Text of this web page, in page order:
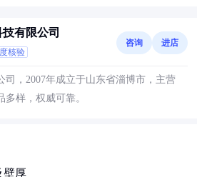
有限公司
核验
咨询 进店
司，2007年成立于山东省淄博市，主营
样，权威可靠。
壁厚